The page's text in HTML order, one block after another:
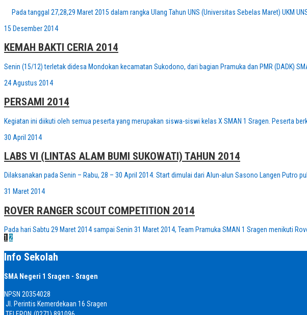
Pada tanggal 27,28,29 Maret 2015 dalam rangka Ulang Tahun UNS (Universitas Sebelas Maret) UKM
15 Desember 2014
KEMAH BAKTI CERIA 2014
Senin (15/12) terletak didesa Mondokan kecamatan Sukodono, dari bagian Pramuka dan PMR (DADK)
24 Agustus 2014
PERSAMI 2014
Kegiatan ini diikuti oleh semua peserta yang merupakan siswa-siswi kelas X SMAN 1 Sragen. Peserta
30 April 2014
LABS VI (LINTAS ALAM BUMI SUKOWATI) TAHUN 2014
Dilaksanakan pada Senin – Rabu, 28 – 30 April 2014. Start dimulai dari Alun-alun Sasono Langen Putro
31 Maret 2014
ROVER RANGER SCOUT COMPETITION 2014
Pada hari Sabtu 29 Maret 2014 sampai Senin 31 Maret 2014, Team Pramuka SMAN 1 Sragen menikuti
1 2
Info Sekolah
SMA Negeri 1 Sragen - Sragen
NPSN 20354028
Jl. Perintis Kemerdekaan 16 Sragen